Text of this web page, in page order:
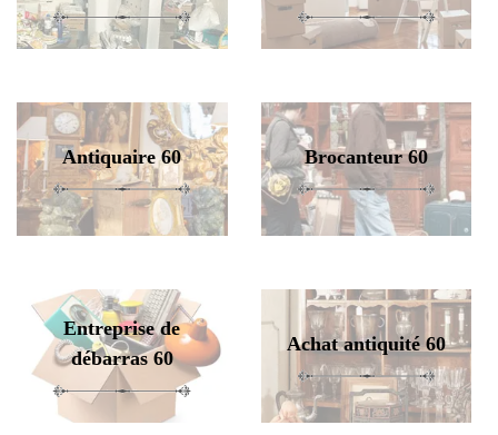
Antiquaire 60 Brocanteur 60
Entreprise de
débarras 60
Achat antiquité 60